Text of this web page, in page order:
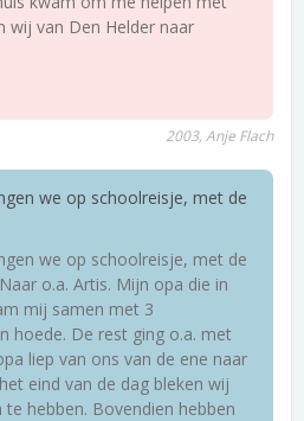
wij van Den Helder naar
2003, Anje Flach
we op schoolreisje, met de
we op schoolreisje, met de
o.a. Artis. Mijn opa die in
mij samen met 3
hoede. De rest ging o.a. met
liep van ons van de ene naar
eind van de dag bleken wij
hebben. Bovendien hebben